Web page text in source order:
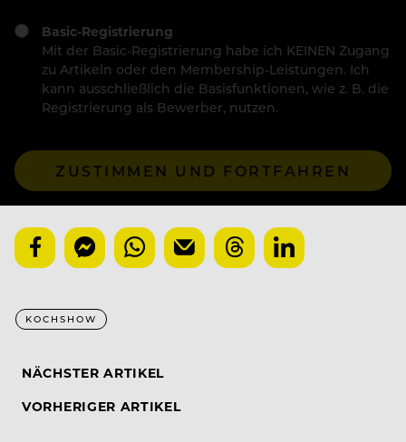
Basic-Registrierung
Mit der Basic-Registrierung habe ich KEINEN Zugang
zu Artikeln oder den Membership-Leistungen. Ich
kann ausschließlich die Basisfunktionen, wie z. B. die
Registrierung als Bewerber, nutzen.
ZUSTIMMEN UND FORTFAHREN
KOCHSHOW
NÄCHSTER ARTIKEL
VORHERIGER ARTIKEL